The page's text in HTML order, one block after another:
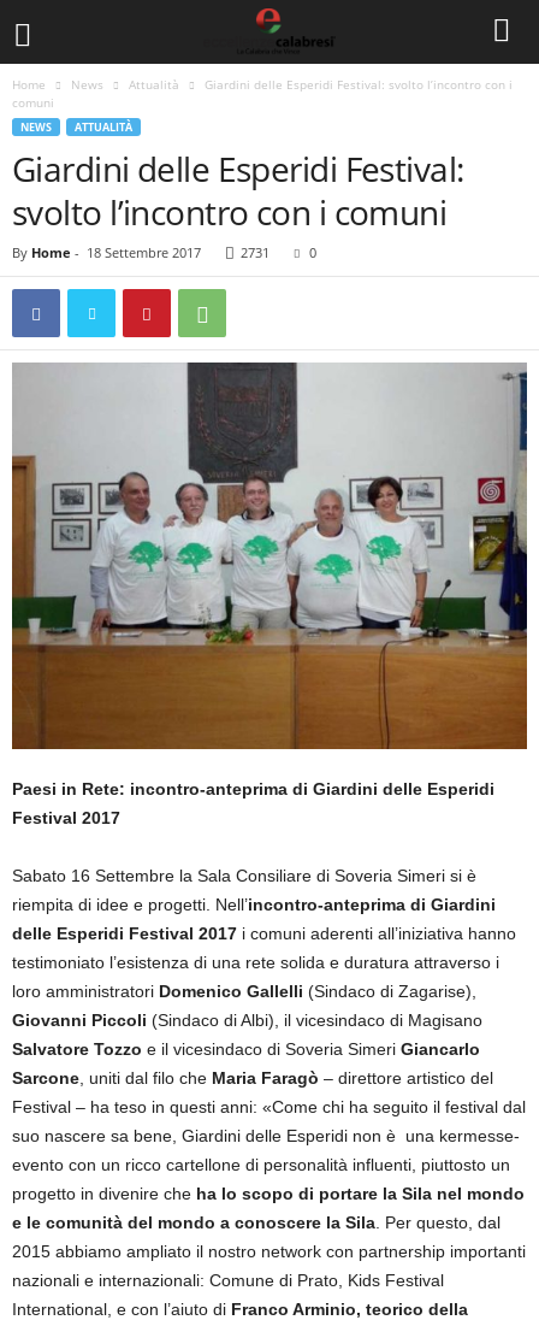
Home News Attualità
Giardini delle Esperidi Festival: svolto l’incontro con i
comuni
NEWS ATTUALITÀ
Giardini delle Esperidi Festival:
svolto l’incontro con i comuni
By Home - 18 Settembre 2017 2731 0
Paesi in Rete: incontro-anteprima di Giardini delle Esperidi
Festival 2017
Sabato 16 Settembre la Sala Consiliare di Soveria Simeri si è
riempita di idee e progetti. Nell’incontro-anteprima di Giardini
delle Esperidi Festival 2017 i comuni aderenti all’iniziativa hanno
testimoniato l’esistenza di una rete solida e duratura attraverso i
loro amministratori Domenico Gallelli (Sindaco di Zagarise),
Giovanni Piccoli (Sindaco di Albi), il vicesindaco di Magisano
Salvatore Tozzo e il vicesindaco di Soveria Simeri Giancarlo
Sarcone , uniti dal filo che Maria Faragò – direttore artistico del
Festival – ha teso in questi anni: «Come chi ha seguito il festival dal
suo nascere sa bene, Giardini delle Esperidi non è una kermesse-
evento con un ricco cartellone di personalità influenti, piuttosto un
progetto in divenire che ha lo scopo di portare la Sila nel mondo
e le comunità del mondo a conoscere la Sila . Per questo, dal
2015 abbiamo ampliato il nostro network con partnership importanti
nazionali e internazionali: Comune di Prato, Kids Festival
International, e con l’aiuto di Franco Arminio, teorico della